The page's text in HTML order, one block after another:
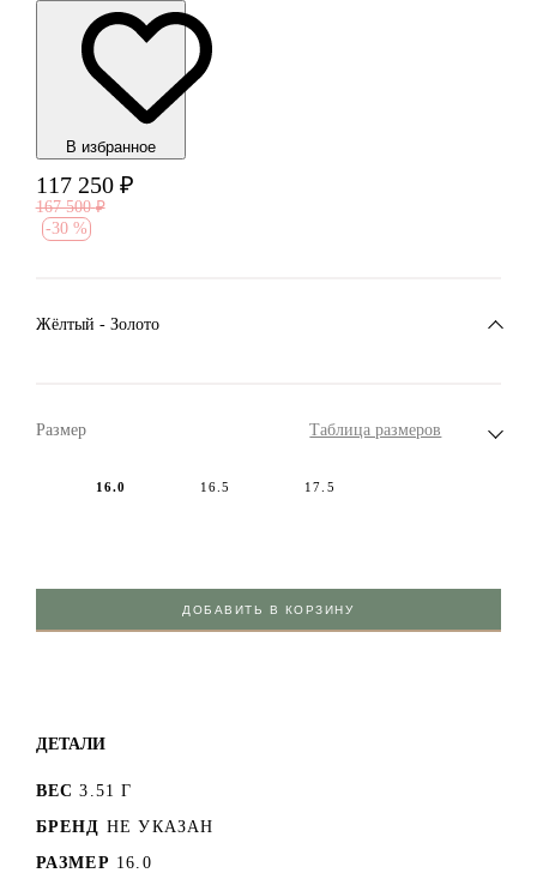
В избранноe
117 250 ₽
167 500 ₽
-30 %
Жёлтый - Золото
Размер Таблица размеров
16.0 16.5 17.5
ДОБАВИТЬ В КОРЗИНУ
ДЕТАЛИ
ВЕС 3.51 Г
БРЕНД НЕ УКАЗАН
РАЗМЕР 16.0